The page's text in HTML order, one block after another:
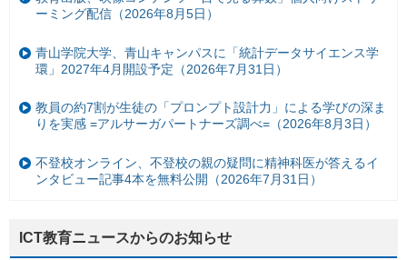
ーミング配信（2026年8月5日）
青山学院大学、青山キャンパスに「統計データサイエンス学
環」2027年4月開設予定（2026年7月31日）
教員の約7割が生徒の「プロンプト設計力」による学びの深ま
りを実感 =アルサーガパートナーズ調べ=（2026年8月3日）
不登校オンライン、不登校の親の疑問に精神科医が答えるイ
ンタビュー記事4本を無料公開（2026年7月31日）
ICT教育ニュースからのお知らせ